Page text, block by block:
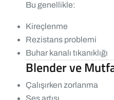
Bu genellikle:
Kireçlenme
Rezistans problemi
Buhar kanalı tıkanıklığı
Blender ve
Çalışırken zorlanma
Ses artışı